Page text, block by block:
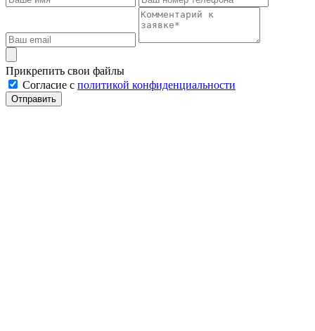
Прикрепить свои файлы
Cогласие с политикой конфиденциальности
Отправить